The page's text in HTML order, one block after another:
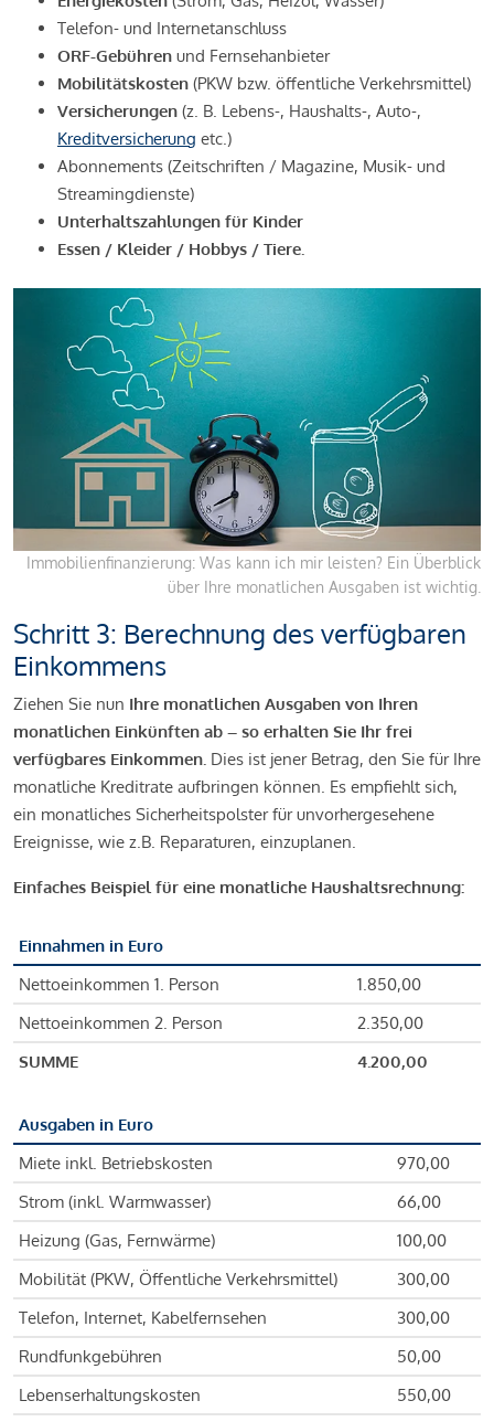
Telefon- und Internetanschluss
ORF-Gebühren und Fernsehanbieter
Mobilitätskosten (PKW bzw. öffentliche Verkehrsmittel)
Versicherungen (z. B. Lebens-, Haushalts-, Auto-,
Kreditversicherung etc.)
Abonnements (Zeitschriften / Magazine, Musik- und
Streamingdienste)
Unterhaltszahlungen für Kinder
Essen / Kleider / Hobbys / Tiere.
Immobilienfinanzierung: Was kann ich mir leisten? Ein Überblick
über Ihre monatlichen Ausgaben ist wichtig.
Schritt 3: Berechnung des verfügbaren
Einkommens
Ziehen Sie nun Ihre monatlichen Ausgaben von Ihren
monatlichen Einkünften ab – so erhalten Sie Ihr frei
verfügbares Einkommen. Dies ist jener Betrag, den Sie für Ihre
monatliche Kreditrate aufbringen können. Es empfiehlt sich,
ein monatliches Sicherheitspolster für unvorhergesehene
Ereignisse, wie z.B. Reparaturen, einzuplanen.
Einfaches Beispiel für eine monatliche Haushaltsrechnung:
Einnahmen in Euro
Nettoeinkommen 1. Person
1.850,00
Nettoeinkommen 2. Person
2.350,00
SUMME
4.200,00
Ausgaben in Euro
Miete inkl. Betriebskosten
970,00
Strom (inkl. Warmwasser)
66,00
Heizung (Gas, Fernwärme)
100,00
Mobilität (PKW, Öffentliche Verkehrsmittel)
300,00
Telefon, Internet, Kabelfernsehen
300,00
Rundfunkgebühren
50,00
Lebenserhaltungskosten
550,00